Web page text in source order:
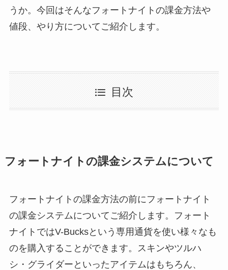
うか。今回はそんなフォートナイトの課金方法や
値段、やり方についてご紹介します。
目次
フォートナイトの課金システムについて
フォートナイトの課金方法の前にフォートナイト
の課金システムについてご紹介します。フォート
ナイトではV-Bucksという専用通貨を使い様々なも
のを購入することができます。スキンやツルハ
シ・グライダーといったアイテムはもちろん、